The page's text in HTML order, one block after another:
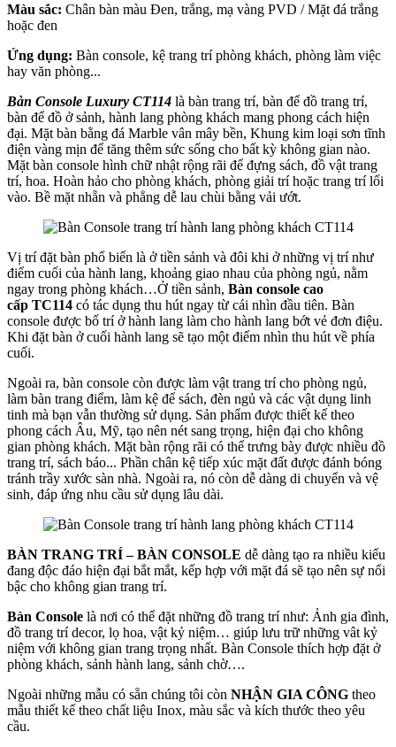
Màu sắc: Chân bàn màu Đen, trắng, mạ vàng PVD / Mặt đá trắng
hoặc đen
Ứng dụng: Bàn console, kệ trang trí phòng khách, phòng làm việc
hay văn phòng...
Bàn Console Luxury CT114 là bàn trang trí, bàn để đồ trang trí,
bàn để đồ ở sảnh, hành lang phòng khách mang phong cách hiện
đại. Mặt bàn bằng đá Marble vân mây bền, Khung kim loại sơn tĩnh
điện vàng mịn để tăng thêm sức sống cho bất kỳ không gian nào.
Mặt bàn console hình chữ nhật rộng rãi để đựng sách, đồ vật trang
trí, hoa. Hoàn hảo cho phòng khách, phòng giải trí hoặc trang trí lối
vào. Bề mặt nhẵn và phẳng dễ lau chùi bằng vải ướt.
Vị trí đặt bàn phổ biến là ở tiền sảnh và đôi khi ở những vị trí như
điểm cuối của hành lang, khoảng giao nhau của phòng ngủ, nằm
ngay trong phòng khách…Ở tiền sảnh, Bàn console cao
cấp TC114 có tác dụng thu hút ngay từ cái nhìn đầu tiên. Bàn
console được bố trí ở hành lang làm cho hành lang bớt vẻ đơn điệu.
Khi đặt bàn ở cuối hành lang sẽ tạo một điểm nhìn thu hút về phía
cuối.
Ngoài ra, bàn console còn được làm vật trang trí cho phòng ngủ,
làm bàn trang điểm, làm kệ để sách, đèn ngủ và các vật dụng linh
tinh mà bạn vẫn thường sử dụng. Sản phẩm được thiết kế theo
phong cách Âu, Mỹ, tạo nên nét sang trọng, hiện đại cho không
gian phòng khách. Mặt bàn rộng rãi có thể trưng bày được nhiều đồ
trang trí, sách báo... Phần chân kệ tiếp xúc mặt đất được đánh bóng
tránh trầy xước sàn nhà. Ngoài ra, nó còn dễ dàng di chuyển và vệ
sinh, đáp ứng nhu cầu sử dụng lâu dài.
BÀN TRANG TRÍ – BÀN CONSOLE dễ dàng tạo ra nhiều kiểu
đang độc đáo hiện đại bắt mắt, kếp hợp với mặt đá sẽ tạo nên sự nổi
bậc cho không gian trang trí.
Bàn Console là nơi có thể đặt những đồ trang trí như: Ảnh gia đình,
đồ trang trí decor, lọ hoa, vật kỷ niệm… giúp lưu trữ những vât kỷ
niệm với không gian trang trọng nhất. Bàn Console thích hợp đặt ở
phòng khách, sảnh hành lang, sảnh chờ….
Ngoài những mẫu có sẵn chúng tôi còn NHẬN GIA CÔNG theo
mẫu thiết kế theo chất liệu Inox, màu sắc và kích thước theo yêu
cầu.